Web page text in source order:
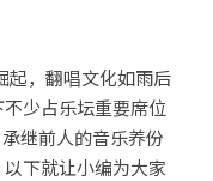
起，翻唱文化如雨后
少占乐坛重要席位
继前人的音乐养份
下就让小编为大家